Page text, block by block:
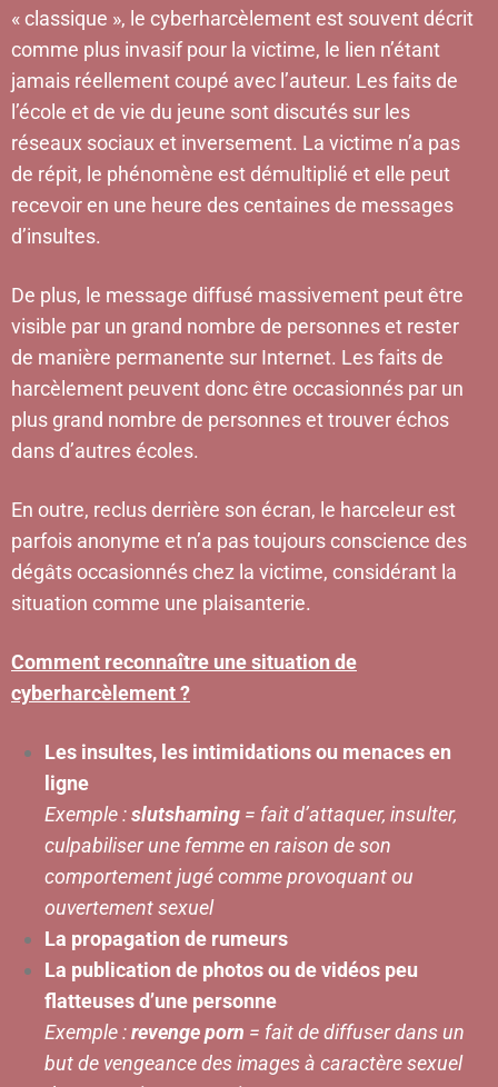
« classique », le cyberharcèlement est souvent décrit
comme plus invasif pour la victime, le lien n’étant
jamais réellement coupé avec l’auteur. Les faits de
l’école et de vie du jeune sont discutés sur les
réseaux sociaux et inversement. La victime n’a pas
de répit, le phénomène est démultiplié et elle peut
recevoir en une heure des centaines de messages
d’insultes.
De plus, le message diffusé massivement peut être
visible par un grand nombre de personnes et rester
de manière permanente sur Internet. Les faits de
harcèlement peuvent donc être occasionnés par un
plus grand nombre de personnes et trouver échos
dans d’autres écoles.
En outre, reclus derrière son écran, le harceleur est
parfois anonyme et n’a pas toujours conscience des
dégâts occasionnés chez la victime, considérant la
situation comme une plaisanterie.
Comment reconnaître une situation de
cyberharcèlement ?
Les insultes, les intimidations ou menaces en
ligne
Exemple :slutshaming = fait d’attaquer, insulter,
culpabiliser une femme en raison de son
comportement jugé comme provoquant ou
ouvertement sexuel
La propagation de rumeurs
La publication de photos ou de vidéos peu
flatteuses d’une personne
Exemple :revenge porn = fait de diffuser dans un
but de vengeance des images à caractère sexuel